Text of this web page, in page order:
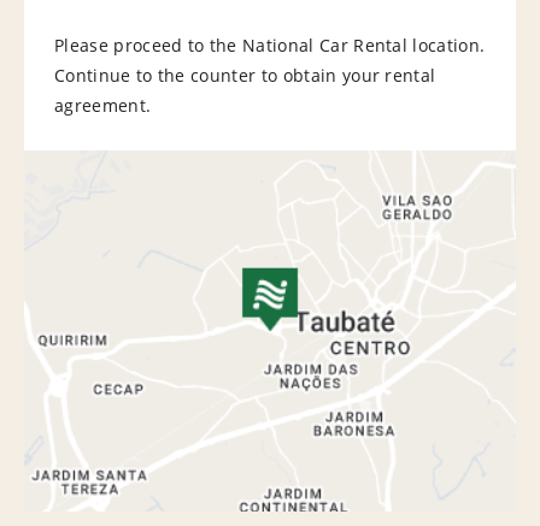
Please proceed to the National Car Rental location.
Continue to the counter to obtain your rental
agreement.